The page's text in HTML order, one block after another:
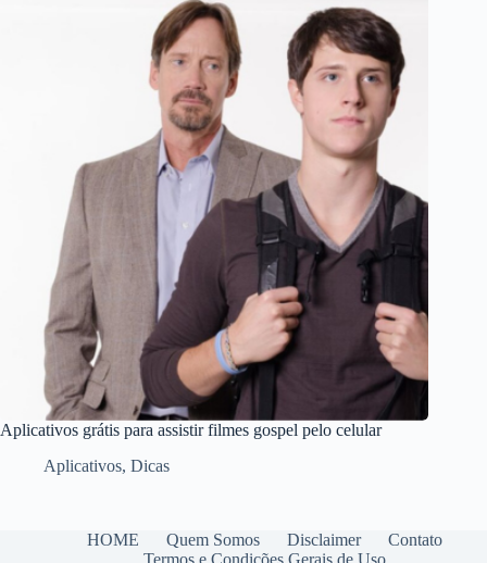
Aplicativos grátis para assistir filmes gospel pelo celular
Aplicativos, Dicas
HOME Quem Somos Disclaimer
Contato
Termos e Condições Gerais de Uso